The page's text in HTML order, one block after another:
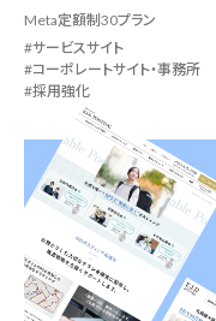
Meta定額制30プラン
サービスサイト
コーポレートサイト・事務所
採用強化